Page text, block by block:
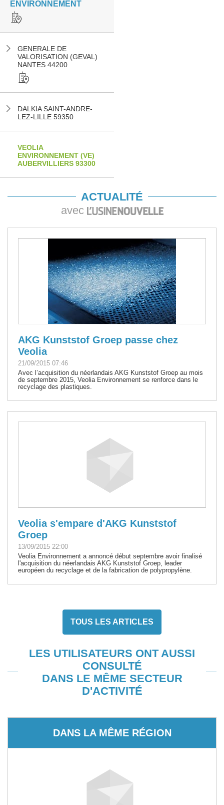
ENVIRONNEMENT
GENERALE DE
VALORISATION (GEVAL)
NANTES 44200
DALKIA SAINT-ANDRE-
LEZ-LILLE 59350
VEOLIA
ENVIRONNEMENT (VE)
AUBERVILLIERS 93300
ACTUALITÉ
avec
AKG Kunststof Groep passe chez
Veolia
21/09/2015 07:46
Avec l’acquisition du néerlandais AKG Kunststof Groep au mois
de septembre 2015, Veolia Environnement se renforce dans le
recyclage des plastiques.
Veolia s'empare d'AKG Kunststof
Groep
13/09/2015 22:00
Veolia Environnement a annoncé début septembre avoir finalisé
l'acquisition du néerlandais AKG Kunststof Groep, leader
européen du recyclage et de la fabrication de polypropylène.
TOUS LES ARTICLES
LES UTILISATEURS ONT AUSSI
CONSULTÉ
DANS LE MÊME SECTEUR
D'ACTIVITÉ
DANS LA MÊME RÉGION